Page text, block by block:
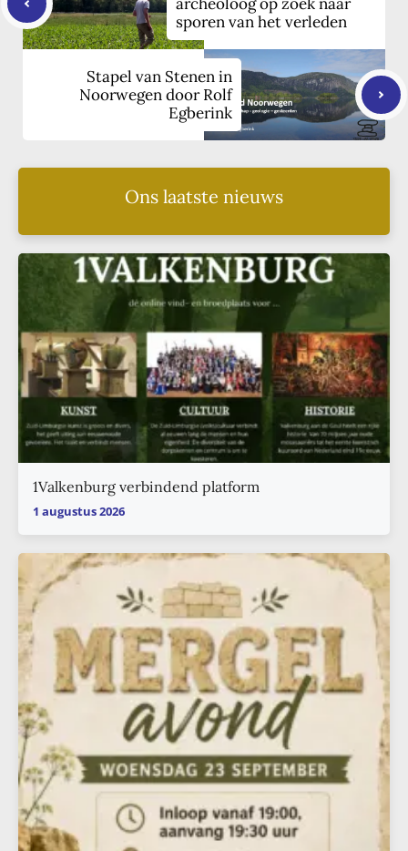
sporen van het verleden
Stapel van Stenen in
Noorwegen door Rolf
Egberink
Ons laatste nieuws
1Valkenburg verbindend platform
1 augustus 2026